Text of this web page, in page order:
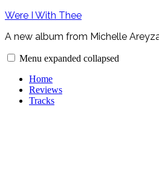
Skip
content
Were I With Thee
A new album from Michelle
Menu expanded collapsed
Home
Reviews
Tracks